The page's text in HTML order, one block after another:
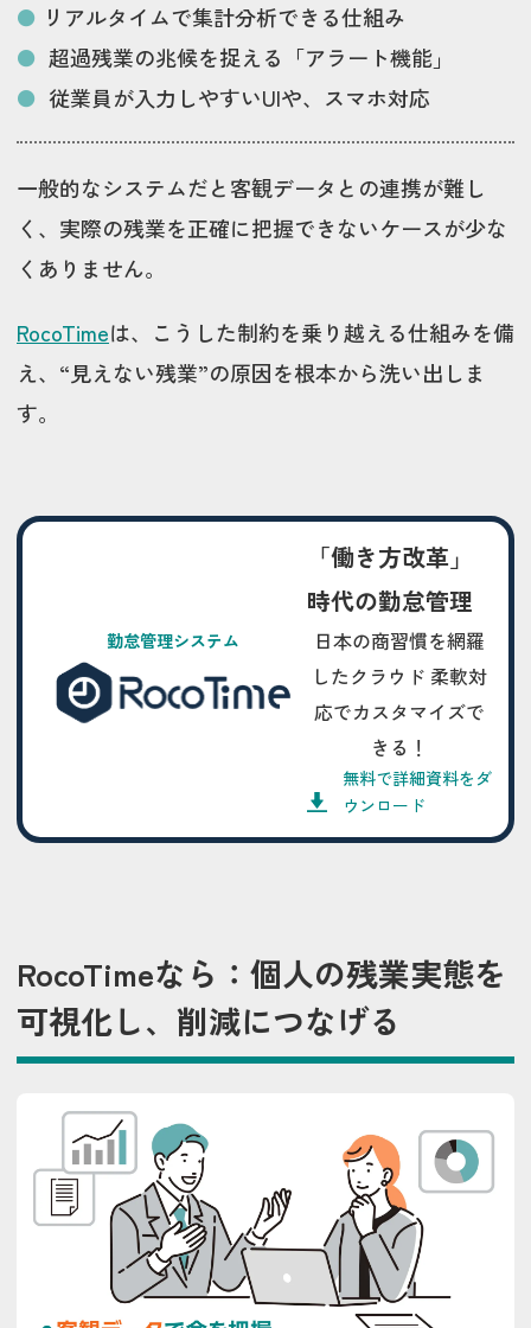
リアルタイムで集計分析できる仕組み
超過残業の兆候を捉える「アラート機能」
従業員が入力しやすいUIや、スマホ対応
一般的なシステムだと客観データとの連携が難し
く、実際の残業を正確に把握できないケースが少な
くありません。
RocoTimeは、こうした制約を乗り越える仕組みを備
え、“見えない残業”の原因を根本から洗い出しま
す。
勤怠管理システム
「働き方改革」
時代の勤怠管理
日本の商習慣を網羅
したクラウド 柔軟対
応でカスタマイズで
きる！
無料で詳細資料をダ
ウンロード
RocoTimeなら：個人の残業実態を
可視化し、削減につなげる